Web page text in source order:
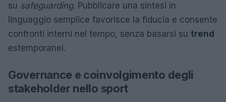
su safeguarding. Pubblicare una sintesi in
linguaggio semplice favorisce la fiducia e consente
confronti interni nel tempo, senza basarsi su trend
estemporanei.
Governance e coinvolgimento degli
stakeholder nello sport